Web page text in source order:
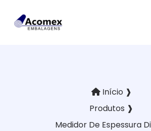
Início ❱
Produtos ❱
Medidor De Espessura